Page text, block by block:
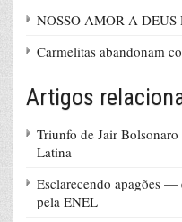
NOSSO AMOR A
Carmelitas abandonam
Artigos
Triunfo de Jair
Latina
Esclarecendo apagões —
pela ENEL